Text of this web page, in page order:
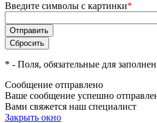
Введите символы с картинки*
* - Поля, обязательные для
Сообщение отправлено
Ваше сообщение успешно
Вами свяжется наш специалист
Закрыть окно